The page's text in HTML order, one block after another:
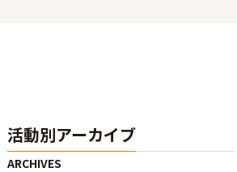
活動別アーカイブ